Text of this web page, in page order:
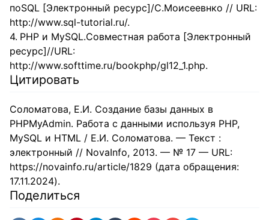
поSQL [Электронный ресурс]/С.Моисеевнко // URL:
http://www.sql-tutorial.ru/.
PHP и MySQL.Совместная работа [Электронный
ресурс]//URL:
http://www.softtime.ru/bookphp/gl12_1.php.
Цитировать
Соломатова, Е.И. Создание базы данных в
PHPMyAdmin. Работа с данными используя PHP,
MySQL и HTML / Е.И. Соломатова. — Текст :
электронный // NovaInfo, 2013. — № 17 — URL:
https://novainfo.ru/article/1829 (дата обращения:
17.11.2024).
Поделиться